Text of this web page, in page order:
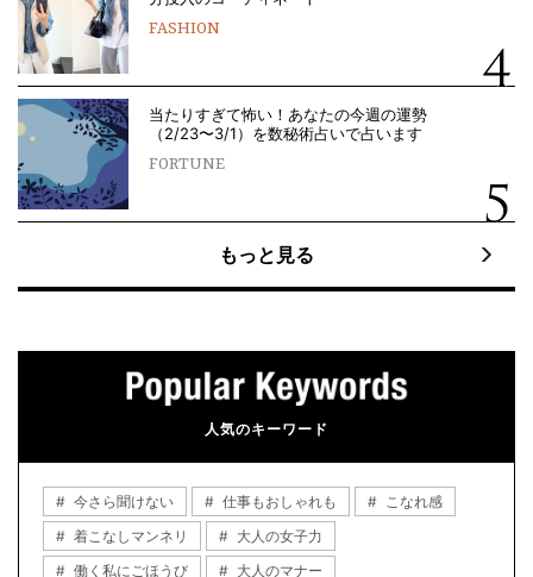
FASHION
当たりすぎて怖い！あなたの今週の運勢
（2/23〜3/1）を数秘術占いで占います
FORTUNE
もっと見る
人気のキーワード
今さら聞けない 仕事もおしゃれも
こなれ感
着こなしマンネリ
大人の女子力
働く私にごほうび
大人のマナー